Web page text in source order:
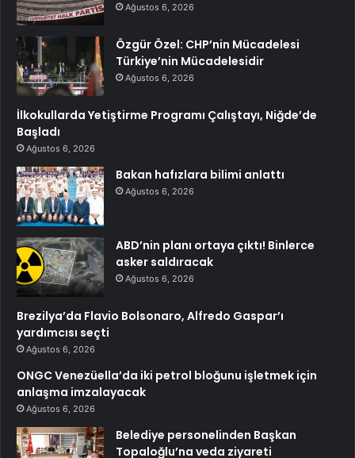
Ağustos 6, 2026
Özgür Özel: CHP’nin Mücadelesi
Türkiye’nin Mücadelesidir
Ağustos 6, 2026
İlkokullarda Yetiştirme Programı Çalıştayı, Niğde’de
Başladı
Ağustos 6, 2026
Bakan hafızlara bilimi anlattı
Ağustos 6, 2026
ABD’nin planı ortaya çıktı! Binlerce
asker saldıracak
Ağustos 6, 2026
Brezilya’da Flavio Bolsonaro, Alfredo Gaspar’ı
yardımcısı seçti
Ağustos 6, 2026
ONGC Venezüella’da iki petrol bloğunu işletmek için
anlaşma imzalayacak
Ağustos 6, 2026
Belediye personelinden Başkan
Topaloğlu’na veda ziyareti